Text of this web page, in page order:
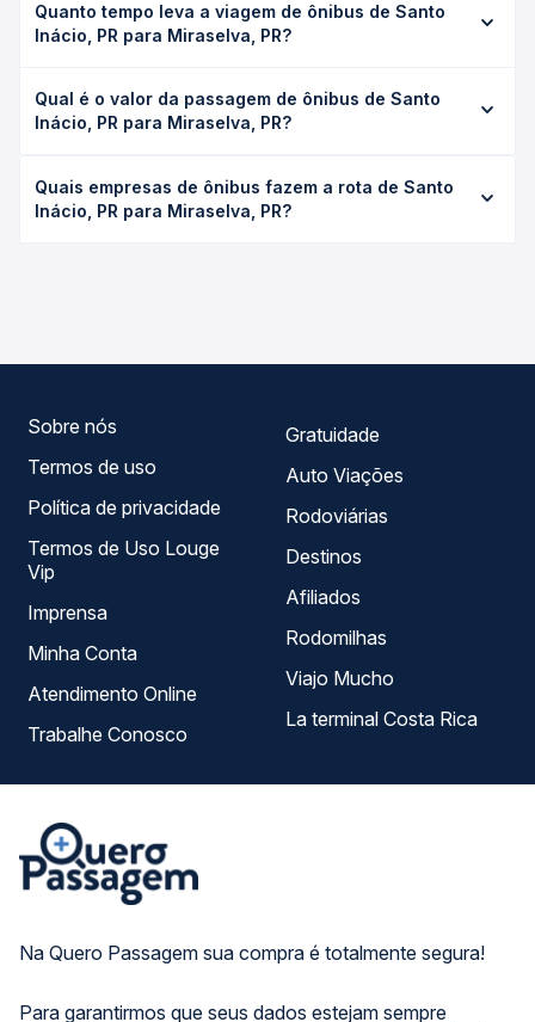
Quanto tempo leva a viagem de ônibus de Santo
Inácio, PR para Miraselva, PR?
PR leva em média 2h 35min, podendo variar conforme a
viação, o tipo de serviço (convencional, executivo ou
exata de cada opção na data desejada.
Qual é o valor da passagem de ônibus de Santo
Inácio, PR para Miraselva, PR?
Miraselva, PR custa em média R$ 39,95 e varia conforme a
data da viagem, a empresa, o tipo de poltrona e a
Quais empresas de ônibus fazem a rota de Santo
Inácio, PR para Miraselva, PR?
Na Quero Passagem sua compra é totalmente segura!
Para garantirmos que seus dados estejam sempre
Sobre nós
Termos de uso
Política de privacidade
Termos de Uso Louge
Vip
Imprensa
Minha Conta
Atendimento Online
Trabalhe Conosco
Gratuidade
Auto Viações
Rodoviárias
Destinos
Afiliados
Rodomilhas
Viajo Mucho
La terminal Costa Rica